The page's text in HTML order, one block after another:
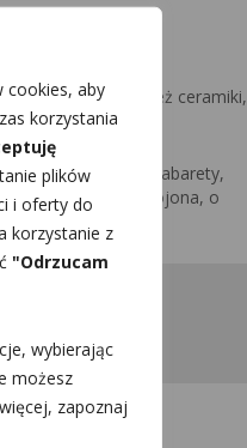
cookies, aby
korzystania
plików
i oferty do
korzystanie z
"Odrzucam
wybierając
możesz
zapoznaj
dotyczą też ceramiki,
są teatry, kabarety,
szeroko zakrojona, o